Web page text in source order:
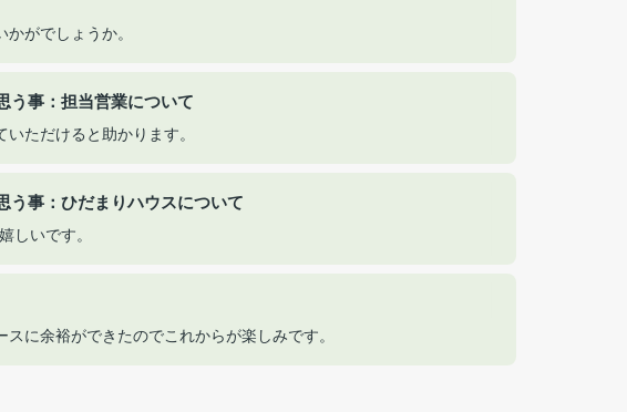
がでしょうか。
う事：担当営業について
ただけると助かります。
う事：ひだまりハウスについて
しいです。
に余裕ができたのでこれからが楽しみです。